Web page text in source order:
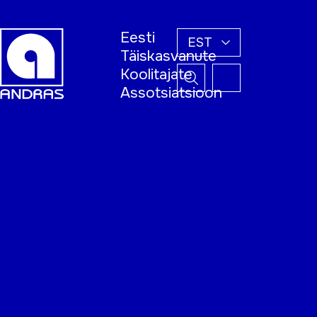
Eesti
Täiskasvanute
Koolitajate
Assotsiatsioon
EST